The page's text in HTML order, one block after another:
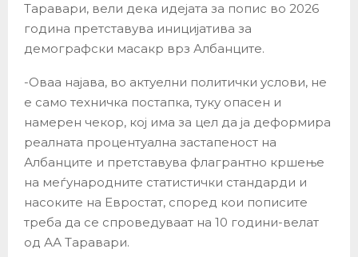
Таравари, вели дека идејата за попис во 2026
година претставува иницијатива за
демографски масакр врз Албанците.
-Оваа најава, во актуелни политички услови, не
е само техничка постапка, туку опасен и
намерен чекор, кој има за цел да ја деформира
реалната процентуална застапеност на
Албанците и претставува флагрантно кршење
на меѓународните статистички стандарди и
насоките на Евростат, според кои пописите
треба да се спроведуваат на 10 години-велат
од АА Таравари.